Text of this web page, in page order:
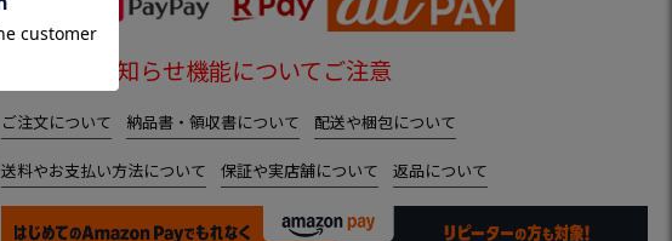
※再入荷お知らせ機能についてご注意
ご注文について 納品書・領収書について 配送や梱包について
送料やお支払い方法について 保証や実店舗について 返品について